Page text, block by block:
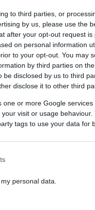
to third parties, or
by us, please use the
after your opt-out request
on personal information
to your opt-out. You may
by third parties on the
be disclosed by us to third
disclose it to other third
one or more Google
visit or usage
tags to use your data for
personal data.
3- až 5-krát
– tvorí elegantnú
určené na
No Frost,
mäsa alebo
aj
prstov. Novinka od
energiu – je
1 099 €.